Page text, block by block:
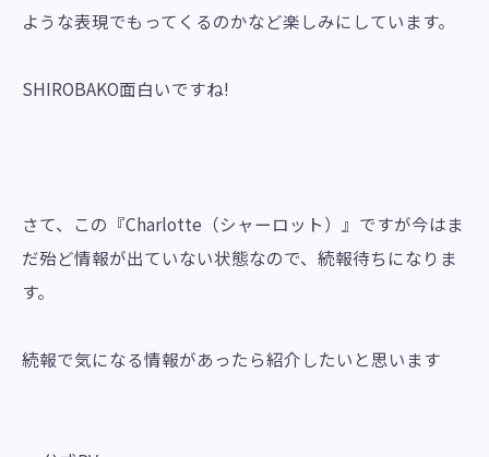
ような表現でもってくるのかなど楽しみにしています。
SHIROBAKO面白いですね!
さて、この『Charlotte（シャーロット）』ですが今はま
だ殆ど情報が出ていない状態なので、続報待ちになりま
す。
続報で気になる情報があったら紹介したいと思います